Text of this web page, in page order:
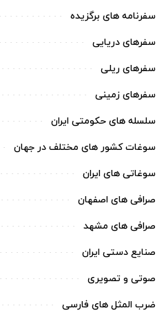
سفرنامه های برگزیده
سفرهای دریایی
سفرهای ریلی
سفرهای زمینی
سلسله های حکومتی ایران
سوغات کشور های مختلف در جهان
سوغاتی های ایران
صرافی های اصفهان
صرافی های مشهد
صنایع دستی ایران
صوتی و تصویری
ضرب المثل های فارسی